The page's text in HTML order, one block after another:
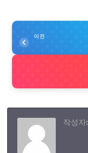
이전
작성자: